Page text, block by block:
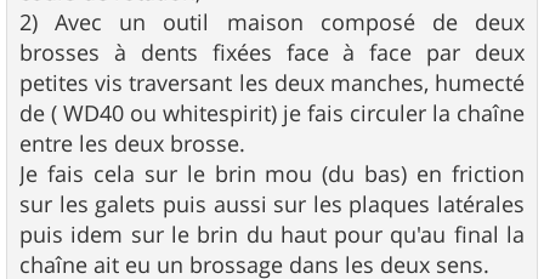
2) Avec un outil maison composé de deux
brosses à dents fixées face à face par deux
petites vis traversant les deux manches, humecté
de ( WD40 ou whitespirit) je fais circuler la chaîne
entre les deux brosse.
Je fais cela sur le brin mou (du bas) en friction
sur les galets puis aussi sur les plaques latérales
puis idem sur le brin du haut pour qu'au final la
chaîne ait eu un brossage dans les deux sens.